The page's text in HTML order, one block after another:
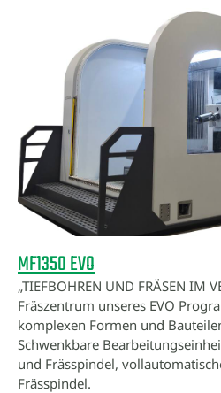
MF1350 EVO
„TIEFBOHREN UND FRÄSEN IM
Fräszentrum unseres EVO
komplexen Formen und
Schwenkbare
und Frässpindel,
Frässpindel.